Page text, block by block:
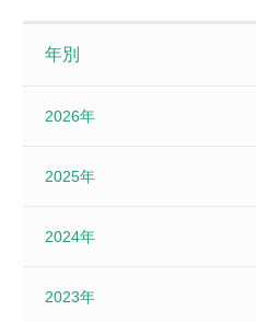
年別
2026年
2025年
2024年
2023年